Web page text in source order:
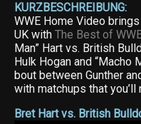
KURZBESCHREIBUNG:
WWE Home Video
UK with The Best of
Man” Hart vs. British
Hulk Hogan and “Macho
bout between Gunther
with matchups that
Bret Hart vs. British